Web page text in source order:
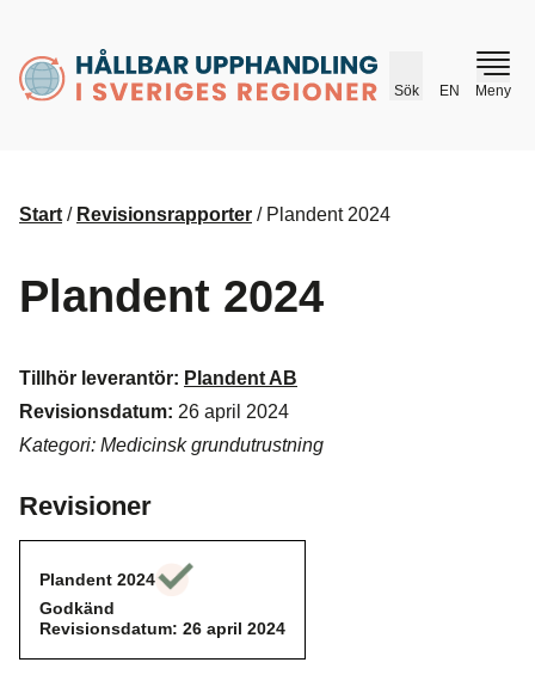
husr.se
Sök EN Meny
Start / Revisionsrapporter / Plandent 2024
Plandent 2024
Tillhör leverantör: Plandent AB
Revisionsdatum: 26 april 2024
Kategori: Medicinsk grundutrustning
Revisioner
Plandent 2024
Godkänd
Godkänd
Revisionsdatum: 26 april 2024